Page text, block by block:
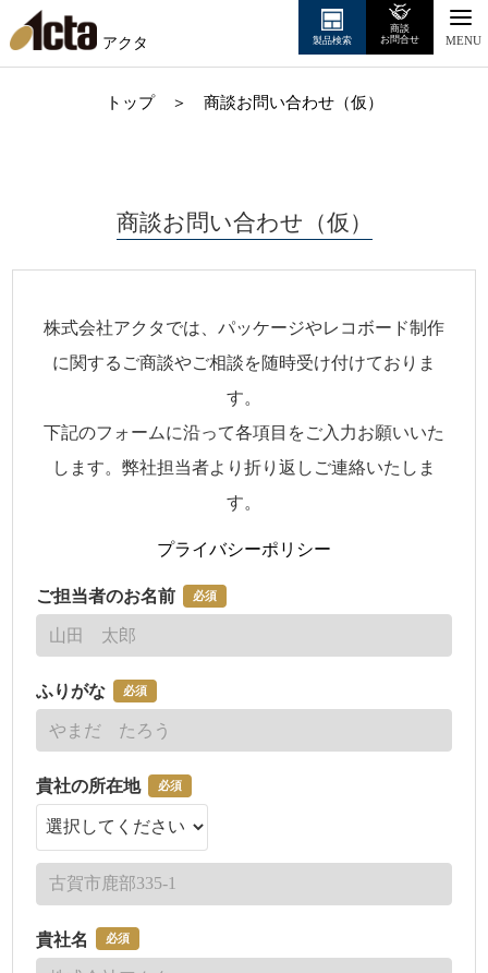
アクタ MENU
製品検索
商談
お問合せ
トップ＞ 商談お問い合わせ（仮）
商談お問い合わせ（仮）
株式会社アクタでは、パッケージやレコボード制作
に関するご商談やご相談を随時受け付けておりま
す。
下記のフォームに沿って各項目をご入力お願いいた
します。弊社担当者より折り返しご連絡いたしま
す。
プライバシーポリシー
ご担当者のお名前 必須
ふりがな 必須
貴社の所在地 必須
貴社名 必須